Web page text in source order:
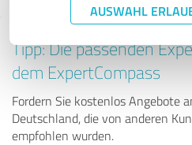
AUSWAHL
Tipp: Die passenden
dem ExpertCompass
Fordern Sie kostenlos Angebote
Deutschland, die von anderen
empfohlen wurden.